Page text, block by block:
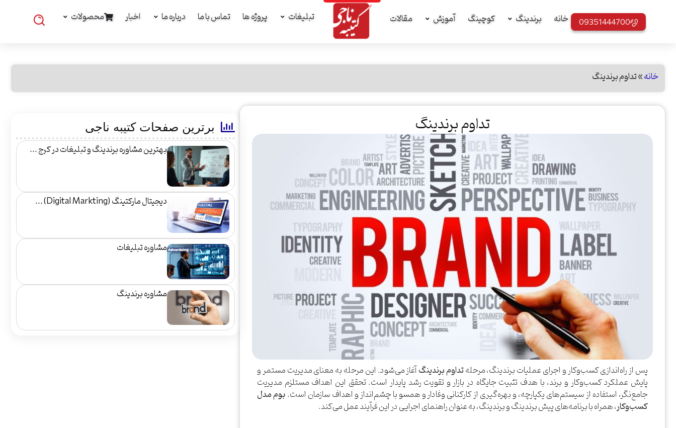
09351444700 خانه برندینگ کوچینگ آموزش مقالات تبلیغات پروژه ها تماس با ما درباره ما اخبار محصولات
خانه»تداوم برندینگ
تداوم برندینگ
پس از راه‌اندازی کسب‌وکار و اجرای عملیات برندینگ، مرحلهتداوم برندینگآغاز می‌شود. این مرحله به معنای مدیریت مستمر و
پایش عملکرد کسب‌وکار و برند، با هدف تثبیت جایگاه در بازار و تقویت رشد پایدار است. تحقق این اهداف مستلزم مدیریت
جامع‌نگر، استفاده از سیستم‌های یکپارچه، و بهره‌گیری از کارکنانی وفادار و همسو با چشم‌انداز و اهداف سازمان است.بوم مدل
کسب‌وکار، همراه با برنامه‌های پیش برندینگ و برندینگ، به عنوان راهنمای اجرایی در این فرآیند عمل می‌کند.
برترین صفحات کتیبه ناجی
بهترین مشاوره برندینگ و تبلیغات در کرج ...
دیجیتال مارکتینگ (Digital Markting) ...
مشاوره تبلیغات
مشاوره برندینگ